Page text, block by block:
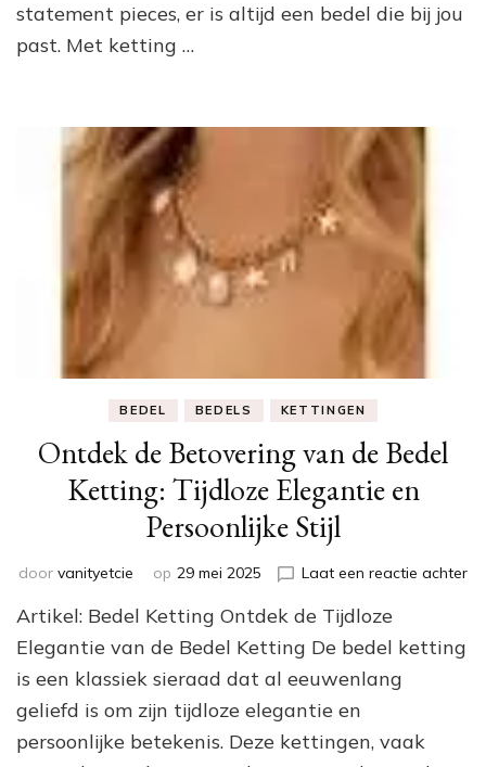
statement pieces, er is altijd een bedel die bij jou
past. Met ketting …
BEDEL BEDELS KETTINGEN
Ontdek de Betovering van de Bedel
Ketting: Tijdloze Elegantie en
Persoonlijke Stijl
door vanityetcie op 29 mei 2025 Laat een reactie achterop
Artikel: Bedel Ketting Ontdek de Tijdloze
Elegantie van de Bedel Ketting De bedel ketting
is een klassiek sieraad dat al eeuwenlang
geliefd is om zijn tijdloze elegantie en
persoonlijke betekenis. Deze kettingen, vaak